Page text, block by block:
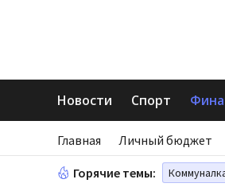
Новости Спорт
Главная Личный бюджет
Горячие темы: